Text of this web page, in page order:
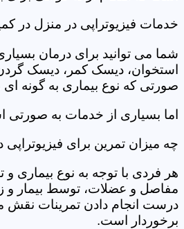
خدمات فیزیوتراپی در منزل در
شما می توانید برای درمان
استخوان، دیسک کمر، دیسک
صورتی که نوع بیماری به گونه ای
اما بسیاری از خدمات به صورتی
چه میزان تمرین برای
هر فردی با توجه به نوع بیماری
مفاصل و عضلات، توسط بیمار و
درست انجام دادن تمرینات نقش
برخوردار است.